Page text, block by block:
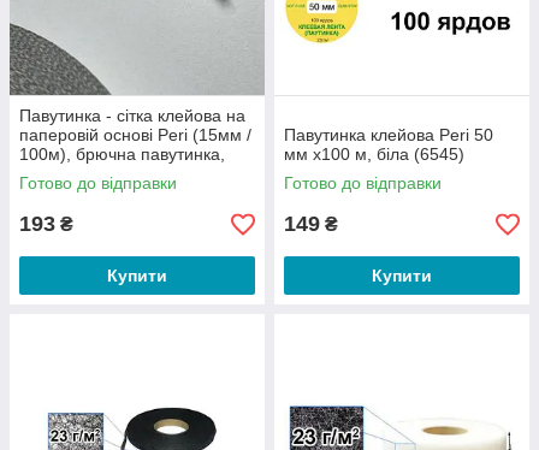
Павутинка - сітка клейова на
паперовій основі Peri (15мм /
100м), брючна павутинка,
термо павутинка (чорна)
(6025)
Готово до відправки
193 ₴
Купити
Павутинка клейова Peri 50
мм х100 м, біла (6545)
Готово до відправки
149 ₴
Купити